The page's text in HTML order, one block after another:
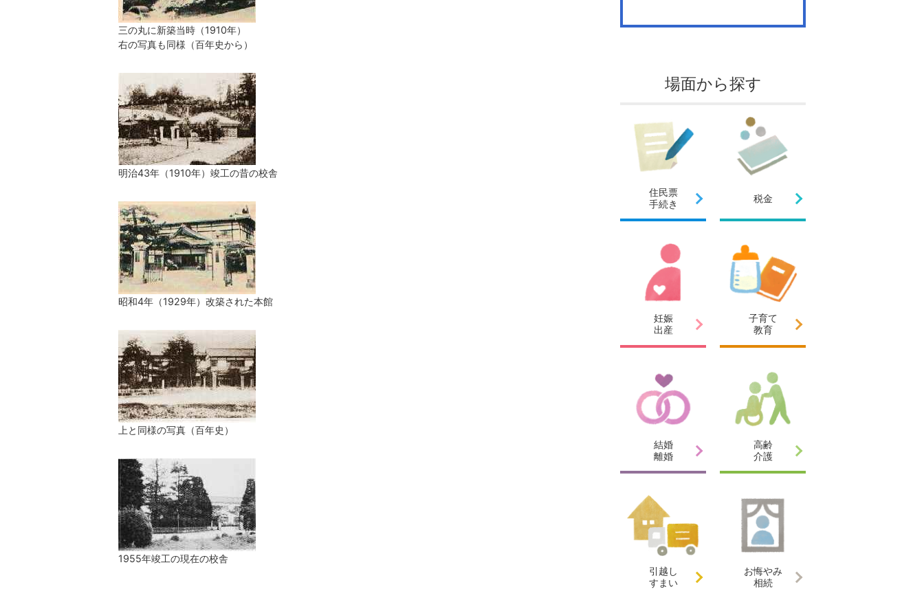
三の丸に新築当時（1910年）
右の写真も同様（百年史から）
明治43年（1910年）竣工の昔の校舎
昭和4年（1929年）改築された本館
上と同様の写真（百年史）
1955年竣工の現在の校舎
場面から探す
住民票
手続き
税金
妊娠
出産
子育て
教育
結婚
離婚
高齢
介護
引越し
すまい
お悔やみ
相続